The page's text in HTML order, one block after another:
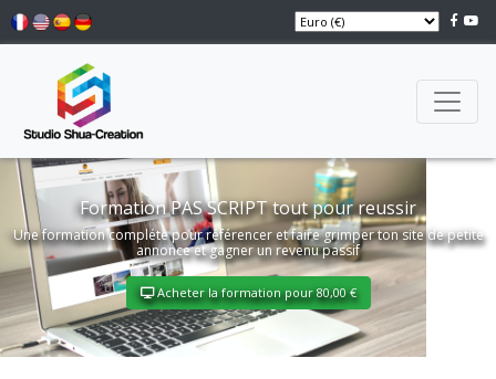
Formation PAS SCRIPT tout pour reussir
Une formation compléte pour référencer et faire grimper ton site de petite
annonce et gagner un revenu passif
Acheter la formation pour 80,00 €